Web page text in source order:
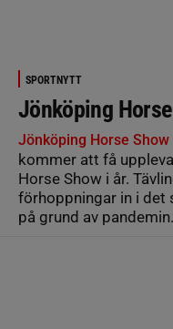
SPORTNYTT
Jönköping
Jönköping Horse Show
kommer att få
Horse Show i år.
förhoppningar in i det
på grund av pandemin.